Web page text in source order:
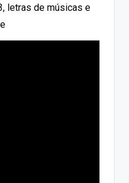
letras de músicas e